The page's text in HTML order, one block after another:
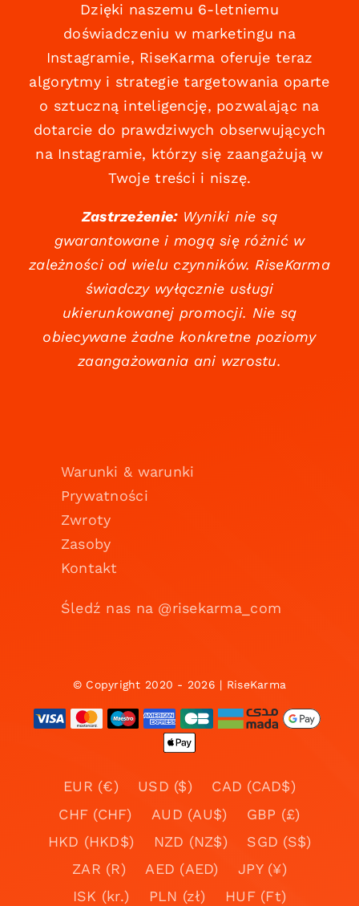
Dzięki naszemu 6-letniemu
doświadczeniu w marketingu na
Instagramie, RiseKarma oferuje teraz
algorytmy i strategie targetowania oparte
o sztuczną inteligencję, pozwalając na
dotarcie do prawdziwych obserwujących
na Instagramie, którzy się zaangażują w
Twoje treści i niszę.
Zastrzeżenie:Wyniki nie są
gwarantowane i mogą się różnić w
zależności od wielu czynników. RiseKarma
świadczy wyłącznie usługi
ukierunkowanej promocji. Nie są
obiecywane żadne konkretne poziomy
zaangażowania ani wzrostu.
Warunki & warunki
Prywatności
Zwroty
Zasoby
Kontakt
Śledź nas na @risekarma_com
© Copyright 2020 - 2026 | RiseKarma
EUR (€) USD ($)
CAD (CAD$)
CHF (CHF)
AUD (AU$)
GBP (£)
HKD (HKD$)
NZD (NZ$)
SGD (S$)
ZAR (R)
AED (AED)
JPY (¥)
ISK (kr.)
PLN (zł)
HUF (Ft)